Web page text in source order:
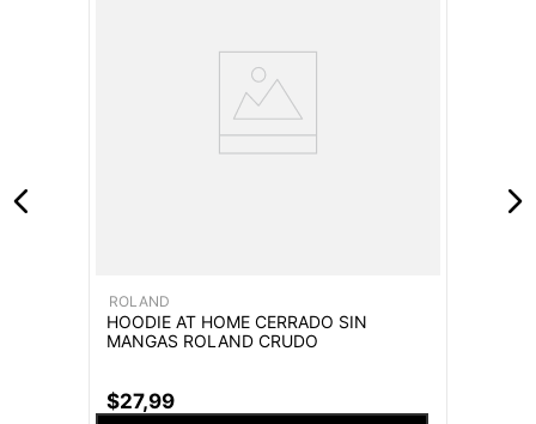
ROLAND
HOODIE AT HOME CERRADO SIN
MANGAS ROLAND CRUDO
$27,99